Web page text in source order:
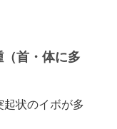
首・体に多
起状のイボが多